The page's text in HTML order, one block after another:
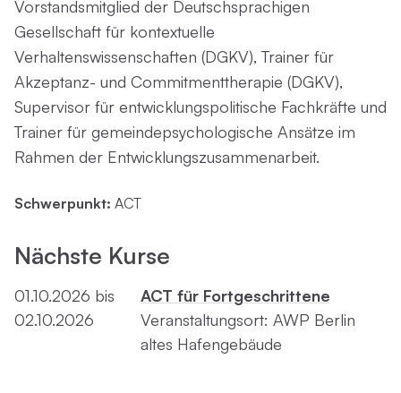
Vorstandsmitglied der Deutschsprachigen
Gesellschaft für kontextuelle
Verhaltenswissenschaften (DGKV), Trainer für
Akzeptanz- und Commitmenttherapie (DGKV),
Supervisor für entwicklungspolitische Fachkräfte und
Trainer für gemeindepsychologische Ansätze im
Rahmen der Entwicklungszusammenarbeit.
Schwerpunkt: ACT
Nächste Kurse
01.10.2026 bis
02.10.2026
ACT für Fortgeschrittene
Veranstaltungsort: AWP Berlin
altes Hafengebäude